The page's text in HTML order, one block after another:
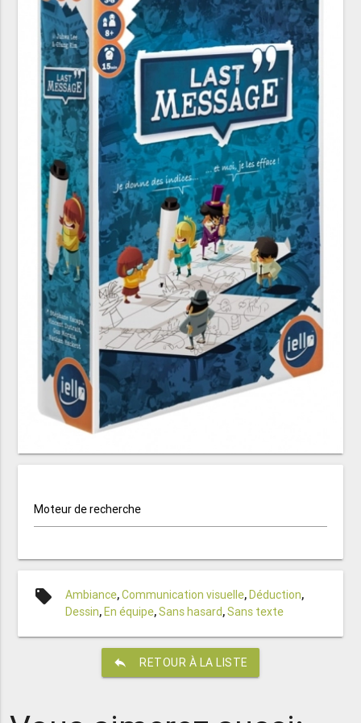
Moteur de recherche
local_offer Ambiance,Communication visuelle,Déduction,
Dessin,En équipe,Sans hasard,Sans texte
reply RETOUR À LA LISTE